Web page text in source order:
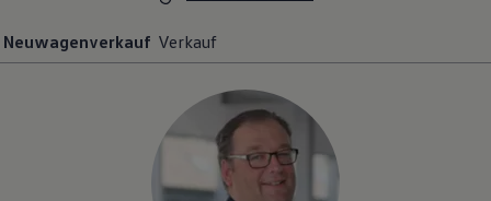
Neuwagenverkauf Verkauf